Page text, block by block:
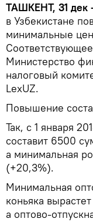
ТАШКЕНТ, 31 дек
в Узбекистане
минимальные
Министерство
налоговый
LexUZ.
Повышение
Так, с 1 января
составит 6500
а минимальная
(+20,3%).
Минимальная
коньяка
а оптово-